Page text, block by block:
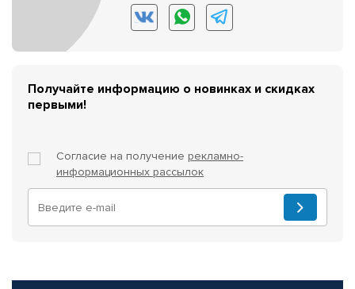
Получайте информацию о новинках и скидках
первыми!
Согласие на получение рекламно-
информационных рассылок